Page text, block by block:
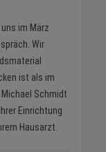
im März
Wir
ist als im
Schmidt
Einrichtung
Hausarzt.